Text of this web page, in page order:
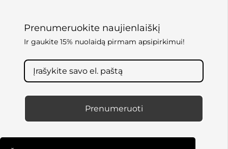
Prenumeruokite naujienlaiškį
Ir gaukite 15% nuolaidą pirmam apsipirkimui!
Prenumeruoti